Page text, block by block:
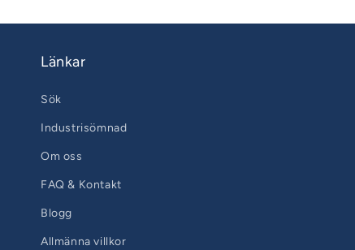
Länkar
Sök
Industrisömnad
Om oss
FAQ & Kontakt
Blogg
Allmänna villkor